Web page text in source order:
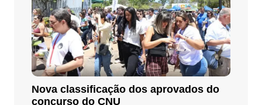
Nova classificação dos aprovados do
concurso do CNU